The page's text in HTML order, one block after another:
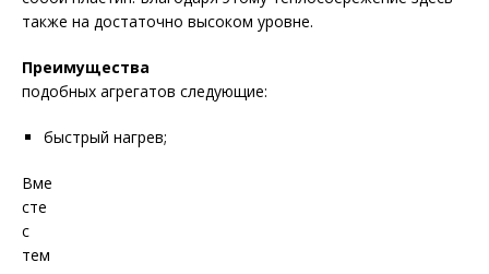
также на достаточно высоком уровне.
Преимущества
подобных агрегатов следующие:
быстрый нагрев;
Вме
сте
с
тем